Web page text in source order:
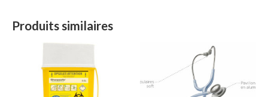
Produits similaires